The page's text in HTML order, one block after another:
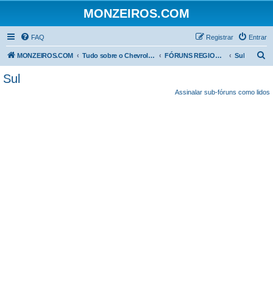
MONZEIROS.COM
FAQ Entrar
Registrar
MONZEIROS.COM Tudo sobre o Chevrolet Monza! FÓRUNS REGIONAIS Sul
Sul
Assinalar sub-fóruns como lidos